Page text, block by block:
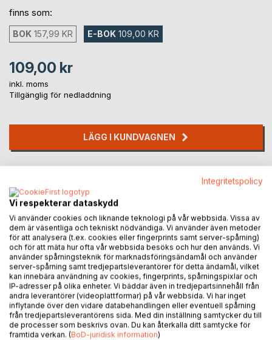
finns som:
BOK 157,99 KR E-BOK 109,00 KR
109,00 kr
inkl. moms
Tillgänglig för nedladdning
LÄGG I KUNDVAGNEN
Recensera titel
BESKRIVNING
Fimbulvinter
Andra boken i serien Ymrblodets ättlingar
Integritetspolicy
Vi respekterar dataskydd
Vi använder cookies och liknande teknologi på vår webbsida. Vissa av
dem är väsentliga och tekniskt nödvändiga. Vi använder även metoder
för att analysera (t.ex. cookies eller fingerprints samt server-spårning)
och för att mäta hur ofta vår webbsida besöks och hur den används. Vi
använder spårningsteknik för marknadsföringsändamål och använder
server-spårning samt tredjepartsleverantörer för detta ändamål, vilket
kan innebära användning av cookies, fingerprints, spårningspixlar och
IP-adresser på olika enheter. Vi bäddar även in tredjepartsinnehåll från
andra leverantörer (videoplattformar) på vår webbsida. Vi har inget
inflytande över den vidare databehandlingen eller eventuell spårning
från tredjepartsleverantörens sida. Med din inställning samtycker du till
de processer som beskrivs ovan. Du kan återkalla ditt samtycke för
framtida verkan. (BoD-juridisk information)